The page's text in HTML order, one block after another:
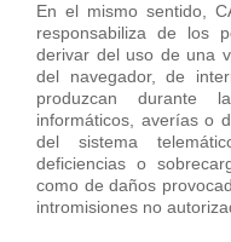
En el mismo sentido,
responsabiliza de los
derivar del uso de una
del navegador, de
produzcan durante
informáticos, averías o
del sistema
deficiencias o
como de daños
intromisiones no